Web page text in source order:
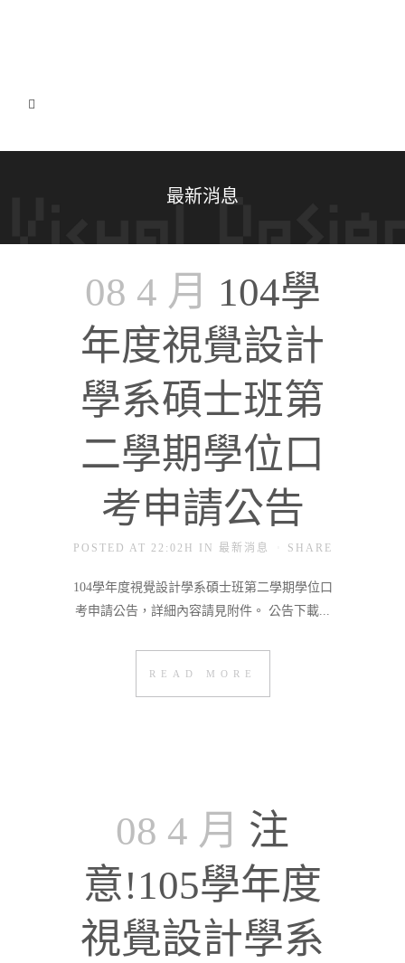
最新消息
08 4 月 104學
年度視覺設計
學系碩士班第
二學期學位口
考申請公告
POSTED AT 22:02H IN 最新消息 SHARE
104學年度視覺設計學系碩士班第二學期學位口
考申請公告，詳細內容請見附件。 公告下載...
READ MORE
08 4 月 注
意!105學年度
視覺設計學系